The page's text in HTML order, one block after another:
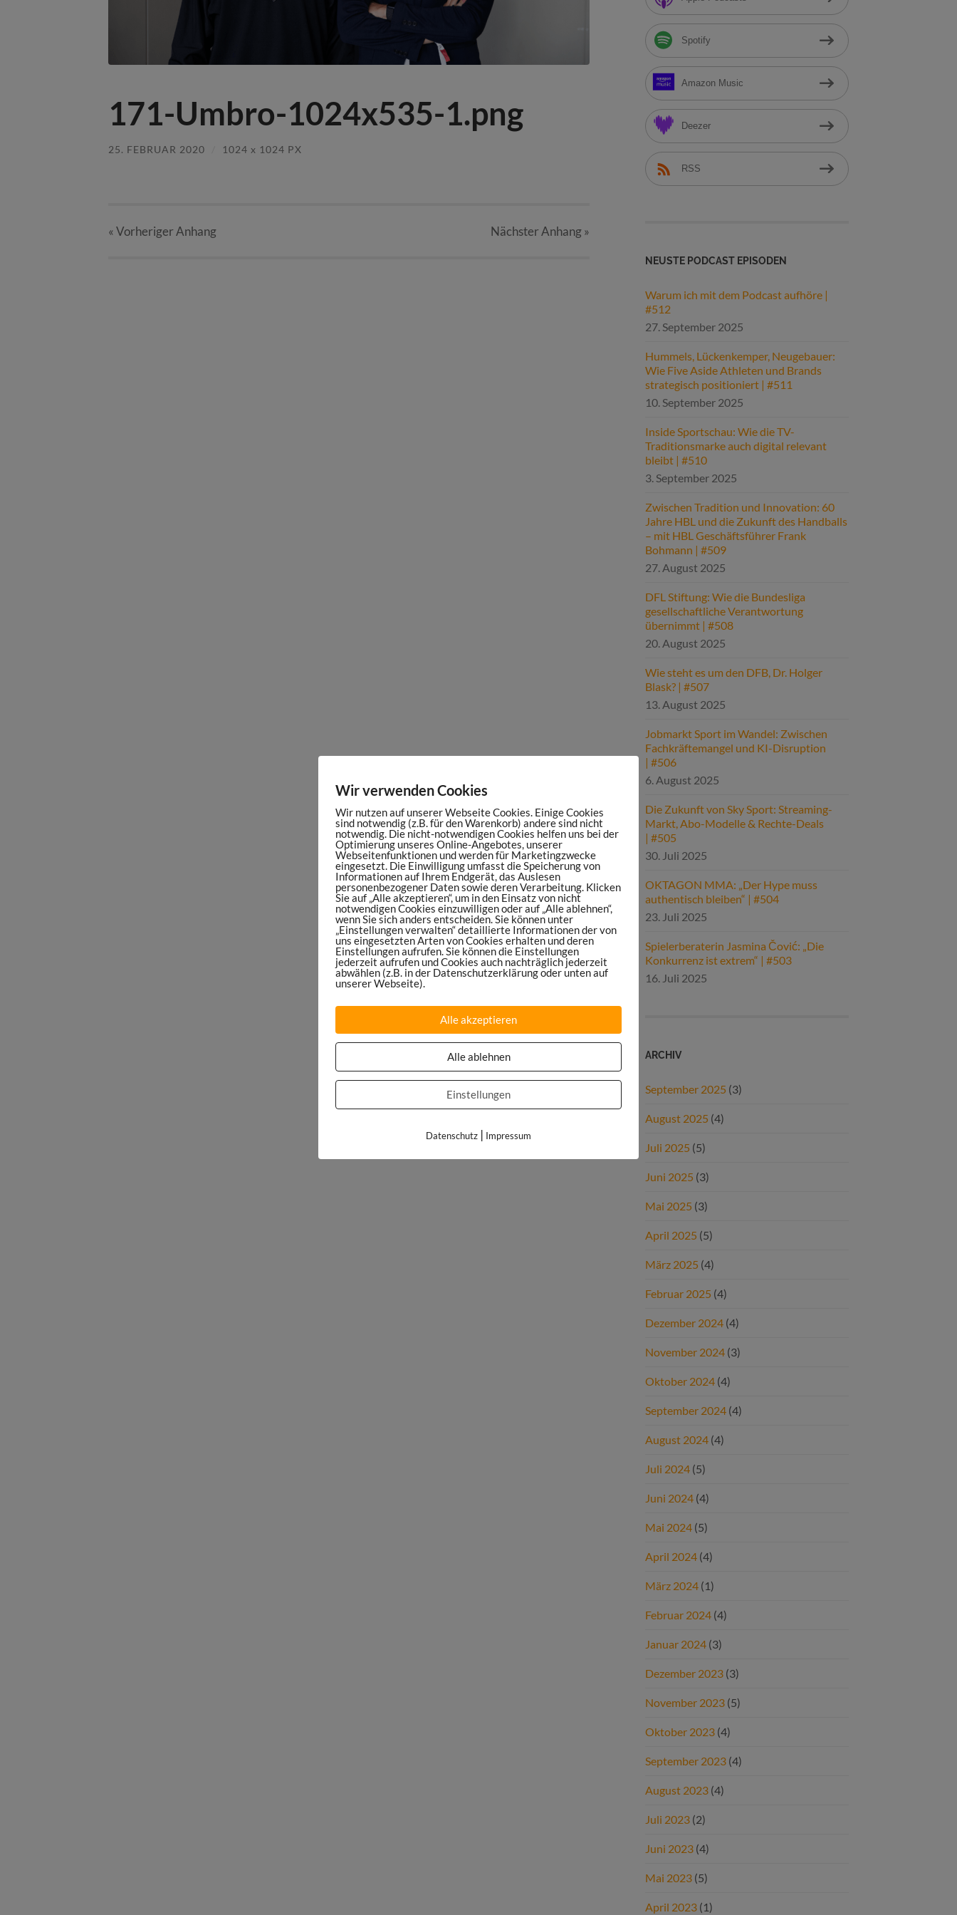
171-Umbro-1024x535-1.png
25. FEBRUAR 2020 1024 x 1024 PX
« VorherigerAnhang NächsterAnhang»
h
Spotify
Amazon Music
Deezer
RSS
NEUSTE PODCAST EPISODEN
Warum ich mit dem Podcast aufhöre |
#512
27. September 2025
Hummels, Lückenkemper, Neugebauer:
Wie Five Aside Athleten und Brands
strategisch positioniert | #511
10. September 2025
Inside Sportschau: Wie die TV-
Traditionsmarke auch digital relevant
bleibt | #510
3. September 2025
Zwischen Tradition und Innovation: 60
Jahre HBL und die Zukunft des Handballs
– mit HBL Geschäftsführer Frank
Bohmann | #509
27. August 2025
DFL Stiftung: Wie die Bundesliga
gesellschaftliche Verantwortung
übernimmt | #508
20. August 2025
Wie steht es um den DFB, Dr. Holger
Blask? | #507
13. August 2025
Jobmarkt Sport im Wandel: Zwischen
Fachkräftemangel und KI-Disruption
| #506
6. August 2025
Die Zukunft von Sky Sport: Streaming-
Markt, Abo-Modelle & Rechte-Deals
| #505
30. Juli 2025
OKTAGON MMA: „Der Hype muss
authentisch bleiben“ | #504
23. Juli 2025
Spielerberaterin Jasmina Čović: „Die
Konkurrenz ist extrem“ | #503
16. Juli 2025
ARCHIV
September 2025 (3)
August 2025 (4)
Juli 2025 (5)
Juni 2025 (3)
Mai 2025 (3)
April 2025 (5)
März 2025 (4)
Februar 2025 (4)
Dezember 2024 (4)
November 2024 (3)
Oktober 2024 (4)
September 2024 (4)
August 2024 (4)
Juli 2024 (5)
Juni 2024 (4)
Mai 2024 (5)
April 2024 (4)
März 2024 (1)
Februar 2024 (4)
Januar 2024 (3)
Dezember 2023 (3)
November 2023 (5)
Oktober 2023 (4)
September 2023 (4)
August 2023 (4)
Juli 2023 (2)
Juni 2023 (4)
Mai 2023 (5)
April 2023 (1)
Wir verwenden Cookies
Wir nutzen auf unserer Webseite Cookies. Einige Cookies
sind notwendig (z.B. für den Warenkorb) andere sind nicht
notwendig. Die nicht-notwendigen Cookies helfen uns bei der
Optimierung unseres Online-Angebotes, unserer
Webseitenfunktionen und werden für Marketingzwecke
eingesetzt. Die Einwilligung umfasst die Speicherung von
Informationen auf Ihrem Endgerät, das Auslesen
personenbezogener Daten sowie deren Verarbeitung. Klicken
Sie auf „Alle akzeptieren“, um in den Einsatz von nicht
notwendigen Cookies einzuwilligen oder auf „Alle ablehnen“,
wenn Sie sich anders entscheiden. Sie können unter
„Einstellungen verwalten“ detaillierte Informationen der von
uns eingesetzten Arten von Cookies erhalten und deren
Einstellungen aufrufen. Sie können die Einstellungen
jederzeit aufrufen und Cookies auch nachträglich jederzeit
abwählen (z.B. in der Datenschutzerklärung oder unten auf
unserer Webseite).
Alle akzeptieren
Alle ablehnen
Einstellungen
Datenschutz | Impressum